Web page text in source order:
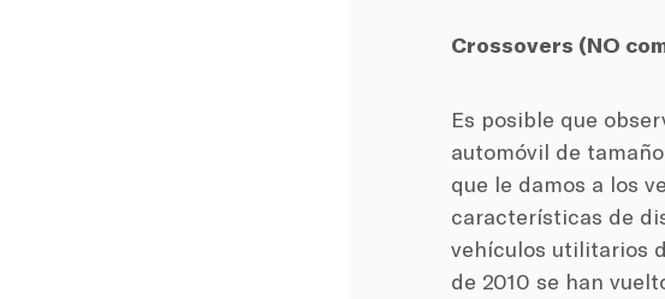
Crossovers (NO
Es posible que
automóvil de
que le damos a los
características de
vehículos utilitarios
de 2010 se han